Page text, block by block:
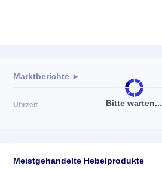
Bitte warten...
Marktberichte ►
Uhrzeit
Meistgehandelte Hebelprodukte